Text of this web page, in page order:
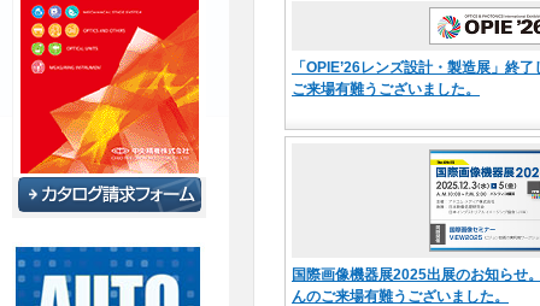
「OPIE’26レンズ設計・製造展」終
ご来場有難うございました。
国際画像機器展2025出展のお知らせ
んのご来場有難うございました。